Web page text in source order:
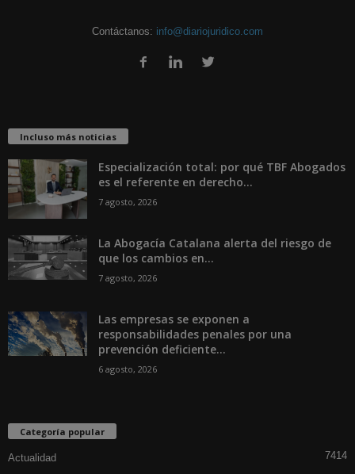
Contáctanos: info@diariojuridico.com
Incluso más noticias
Especialización total: por qué TBF Abogados
es el referente en derecho...
7 agosto, 2026
La Abogacía Catalana alerta del riesgo de
que los cambios en...
7 agosto, 2026
Las empresas se exponen a
responsabilidades penales por una
prevención deficiente...
6 agosto, 2026
Categoría popular
Actualidad
7414